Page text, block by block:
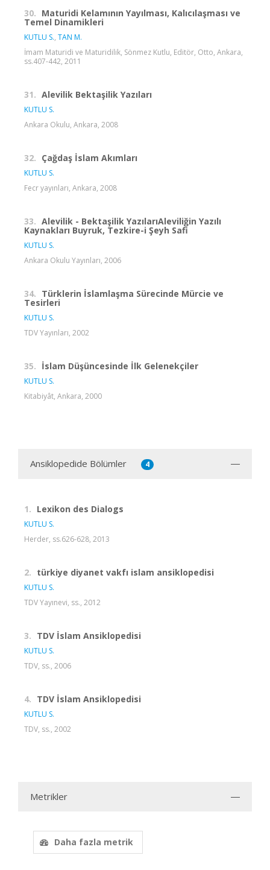
30. Maturidi Kelamının Yayılması, Kalıcılaşması ve
Temel Dinamikleri
KUTLU S., TAN M.
İmam Maturidi ve Maturidilik, Sönmez Kutlu, Editör, Otto, Ankara,
ss.407-442, 2011
31. Alevilik Bektaşilik Yazıları
KUTLU S.
Ankara Okulu, Ankara, 2008
32. Çağdaş İslam Akımları
KUTLU S.
Fecr yayınları, Ankara, 2008
33. Alevilik - Bektaşilik YazılarıAleviliğin Yazılı
Kaynakları Buyruk, Tezkire-i Şeyh Safi
KUTLU S.
Ankara Okulu Yayınları, 2006
34. Türklerin İslamlaşma Sürecinde Mürcie ve
Tesirleri
KUTLU S.
TDV Yayınları, 2002
35. İslam Düşüncesinde İlk Gelenekçiler
KUTLU S.
Kitabiyât, Ankara, 2000
Ansiklopedide Bölümler 4
1. Lexikon des Dialogs
KUTLU S.
Herder, ss.626-628, 2013
2. türkiye diyanet vakfı islam ansiklopedisi
KUTLU S.
TDV Yayınevi, ss., 2012
3. TDV İslam Ansiklopedisi
KUTLU S.
TDV, ss., 2006
4. TDV İslam Ansiklopedisi
KUTLU S.
TDV, ss., 2002
Metrikler
Daha fazla metrik